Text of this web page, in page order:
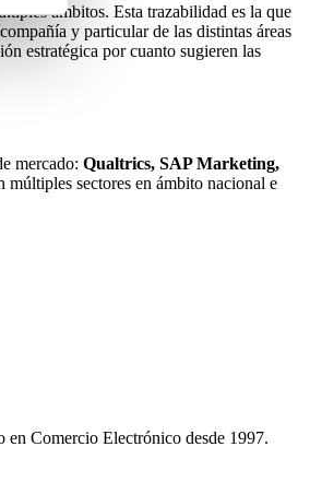
ámbitos. Esta trazabilidad es la que
y particular de las distintas áreas
estratégica por cuanto sugieren las
mercado: Qualtrics, SAP Marketing,
múltiples sectores en ámbito nacional e
en Comercio Electrónico desde 1997.